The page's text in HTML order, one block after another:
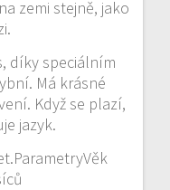
zemi stejně, jako
díky speciálním
Má krásné
Když se plazí,
jazyk.